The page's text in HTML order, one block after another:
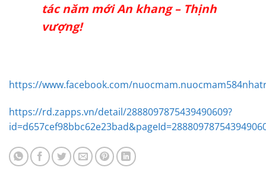
tác năm mới An khang – Thịnh
vượng!
https://www.facebook.com/
https://rd.zapps.vn/detail/2888097875439490609?